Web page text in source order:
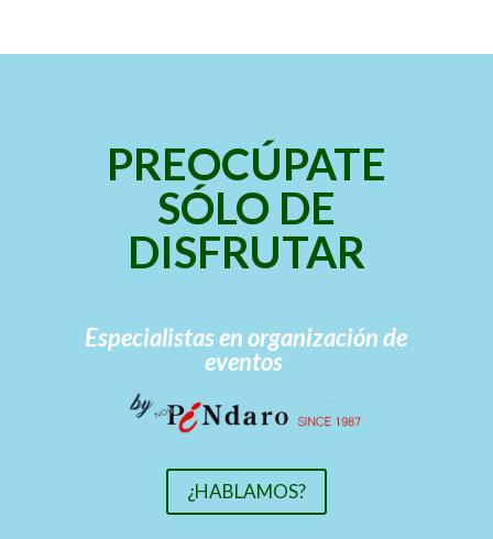
PREOCÚPATE
SÓLO DE
DISFRUTAR
Especialistas en organización de
eventos
¿HABLAMOS?